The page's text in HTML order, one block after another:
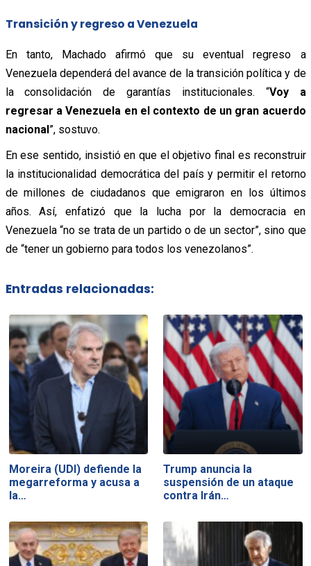
Transición y regreso a Venezuela
En tanto, Machado afirmó que su eventual regreso a
Venezuela dependerá del avance de la transición política y de
la consolidación de garantías institucionales. “Voy a
regresar a Venezuela en el contexto de un gran acuerdo
nacional”, sostuvo.
En ese sentido, insistió en que el objetivo final es reconstruir
la institucionalidad democrática del país y permitir el retorno
de millones de ciudadanos que emigraron en los últimos
años. Así, enfatizó que la lucha por la democracia en
Venezuela “no se trata de un partido o de un sector”, sino que
de “tener un gobierno para todos los venezolanos”.
Entradas relacionadas:
Moreira (UDI) defiende la
megarreforma y acusa a
la…
Trump anuncia la
suspensión de un ataque
contra Irán…